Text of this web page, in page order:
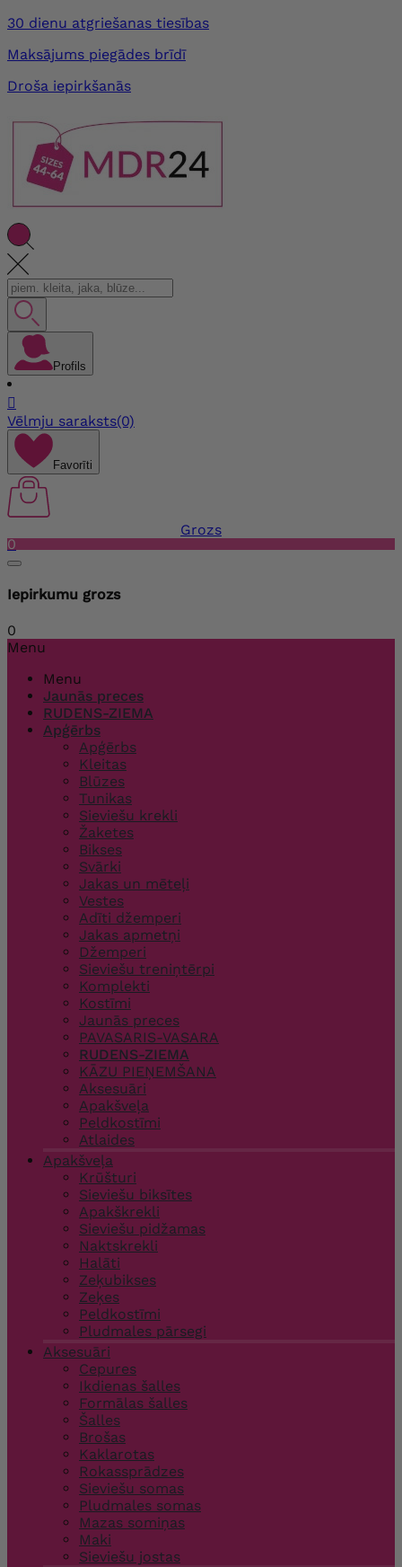
30 dienu atgriešanas tiesības
Maksājums piegādes brīdī
Droša iepirkšanās
Profils

Vēlmju saraksts(0)
Favorīti
Grozs
0
Iepirkumu grozs
0
Menu
Menu
Jaunās preces
RUDENS-ZIEMA
Apģērbs
Apģērbs
Kleitas
Blūzes
Tunikas
Sieviešu krekli
Žaketes
Bikses
Svārki
Jakas un mēteļi
Vestes
Adīti džemperi
Jakas apmetņi
Džemperi
Sieviešu treniņtērpi
Komplekti
Kostīmi
Jaunās preces
PAVASARIS-VASARA
RUDENS-ZIEMA
KĀZU PIEŅEMŠANA
Aksesuāri
Apakšveļa
Peldkostīmi
Atlaides
Apakšveļa
Krūšturi
Sieviešu biksītes
Apakškrekli
Sieviešu pidžamas
Naktskrekli
Halāti
Zeķubikses
Zeķes
Peldkostīmi
Pludmales pārsegi
Aksesuāri
Cepures
Ikdienas šalles
Formālas šalles
Šalles
Brošas
Kaklarotas
Rokassprādzes
Sieviešu somas
Pludmales somas
Mazas somiņas
Maki
Sieviešu jostas